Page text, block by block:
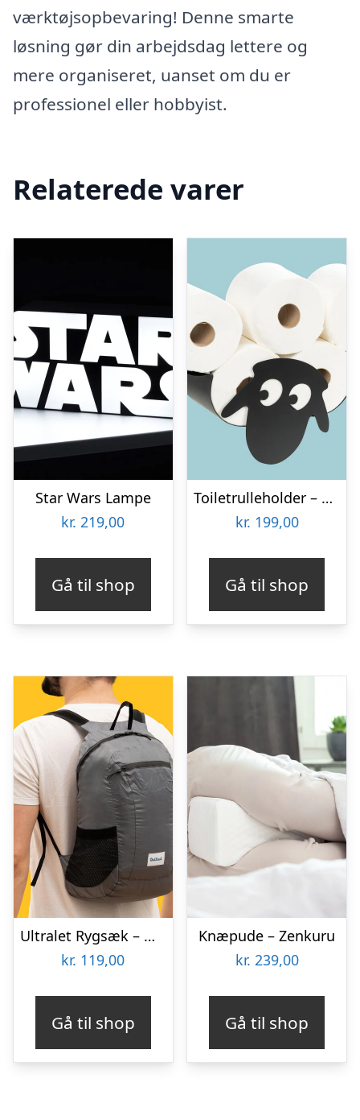
værktøjsopbevaring! Denne smarte
løsning gør din arbejdsdag lettere og
mere organiseret, uanset om du er
professionel eller hobbyist.
Relaterede varer
Star Wars Lampe
kr. 219,00
Gå til shop
Toiletrulleholder – Liggende får
kr. 199,00
Gå til shop
Ultralet Rygsæk – Outlust
kr. 119,00
Gå til shop
Knæpude – Zenkuru
kr. 239,00
Gå til shop